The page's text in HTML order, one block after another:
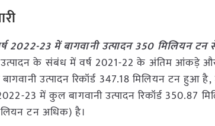
2022-23 में बागवानी उत्पादन 350 मिलियन
उत्पादन के संबंध में वर्ष 2021-22 के अंतिम आंकड़े और
उत्पादन रिकॉर्ड 347.18 मिलियन टन हुआ
23 में कुल बागवानी उत्पादन रिकॉर्ड 350.87
टन अधिक) है।